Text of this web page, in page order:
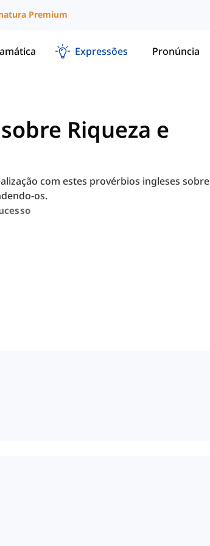
Premium
Expressões Pronúncia
Riqueza e
com estes provérbios ingleses sobre
os.